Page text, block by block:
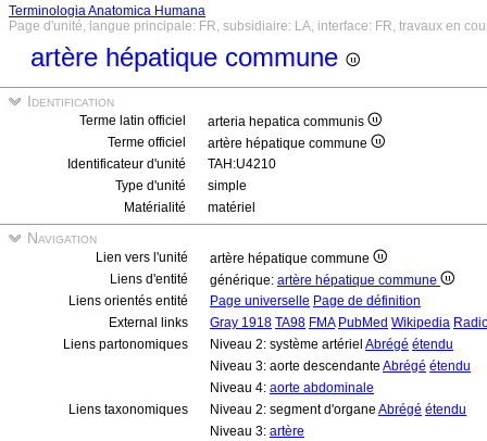
Terminologia Anatomica Humana
Page d'unité, langue principale: FR, subsidiaire: LA, interface: FR, travaux en
artère hépatique commune
Identification
Terme latin officiel
arteria hepatica communis
Terme officiel
artère hépatique commune
Identificateur d'unité
TAH:U4210
Type d'unité
simple
Matérialité
matériel
Navigation
Lien vers l'unité
artère hépatique commune
Liens d'entité
générique: artère hépatique commune
Liens orientés entité
Page universelle Page de définition
External links
Gray 1918 TA98 FMA PubMed Wikipedia
Liens partonomiques
Niveau 2: système artériel Abrégé étendu
Niveau 3: aorte descendante Abrégé étendu
Niveau 4: aorte abdominale
Liens taxonomiques
Niveau 2: segment d'organe Abrégé étendu
Niveau 3: artère